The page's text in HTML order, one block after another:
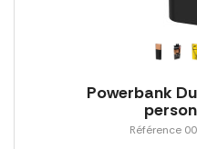
Powerbank
Référence